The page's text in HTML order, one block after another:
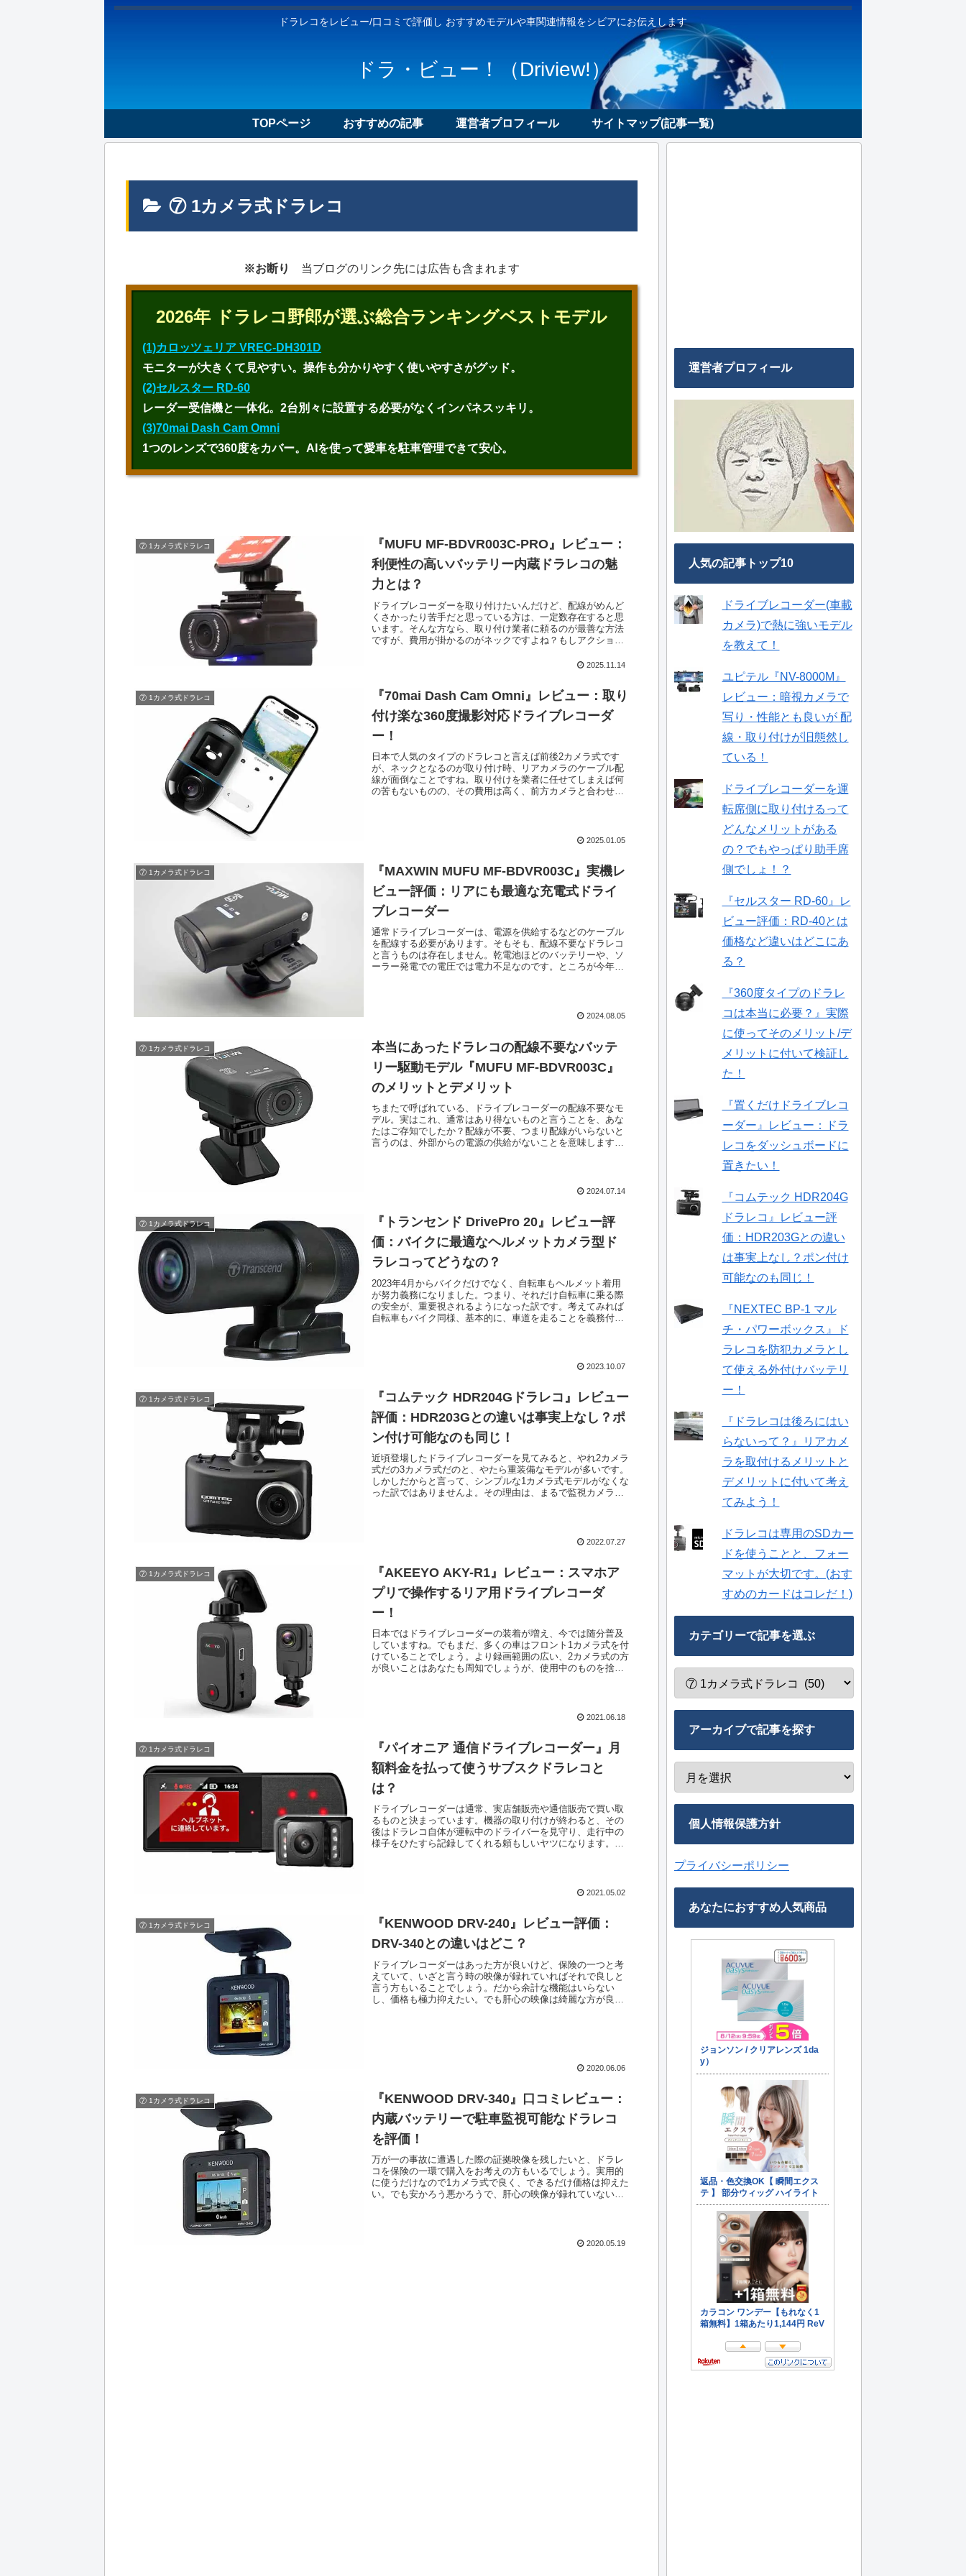
ドラレコをレビュー/口コミで評価し おすすめモデルや車関連情報をシビアにお伝えします
ドラ・ビュー！（Driview!）
TOPページ おすすめの記事 運営者プロフィール サイトマップ(記事一覧)
⑦ 1カメラ式ドラレコ
※お断り 当ブログのリンク先には広告も含まれます
2026年 ドラレコ野郎が選ぶ総合ランキングベストモデル
(1)カロッツェリア VREC-DH301D
モニターが大きくて見やすい。操作も分かりやすく使いやすさがグッド。
(2)セルスター RD-60
レーダー受信機と一体化。2台別々に設置する必要がなくインパネスッキリ。
(3)70mai Dash Cam Omni
1つのレンズで360度をカバー。AIを使って愛車を駐車管理できて安心。
⑦ 1カメラ式ドラレコ
『MUFU MF-BDVR003C-PRO』レビュー：
利便性の高いバッテリー内蔵ドラレコの魅
力とは？
ドライブレコーダーを取り付けたいんだけど、配線がめんど
くさかったり苦手だと思っている方は、一定数存在すると思
います。そんな方なら、取り付け業者に頼るのが最善な方法
ですが、費用が掛かるのがネックですよね？もしアクション
2025.11.14
⑦ 1カメラ式ドラレコ
『70mai Dash Cam Omni』レビュー：取り
付け楽な360度撮影対応ドライブレコーダ
ー！
日本で人気のタイプのドラレコと言えば前後2カメラ式です
が、ネックとなるのが取り付け時、リアカメラのケーブル配
線が面倒なことですね。取り付けを業者に任せてしまえば何
の苦もないものの、その費用は高く、前方カメラと合わせ少
2025.01.05
⑦ 1カメラ式ドラレコ
『MAXWIN MUFU MF-BDVR003C』実機レ
ビュー評価：リアにも最適な充電式ドライ
ブレコーダー
通常ドライブレコーダーは、電源を供給するなどのケーブル
を配線する必要があります。そもそも、配線不要なドラレコ
と言うものは存在しません。乾電池ほどのバッテリーや、ソ
ーラー発電での電圧では電力不足なのです。ところが今年
2024.08.05
⑦ 1カメラ式ドラレコ
本当にあったドラレコの配線不要なバッテ
リー駆動モデル『MUFU MF-BDVR003C』
のメリットとデメリット
ちまたで呼ばれている、ドライブレコーダーの配線不要なモ
デル。実はこれ、通常はあり得ないものと言うことを、あな
たはご存知でしたか？配線が不要、つまり配線がいらないと
言うのは、外部からの電源の供給がないことを意味します。
2024.07.14
⑦ 1カメラ式ドラレコ
『トランセンド DrivePro 20』レビュー評
価：バイクに最適なヘルメットカメラ型ド
ラレコってどうなの？
2023年4月からバイクだけでなく、自転車もヘルメット着用
が努力義務になりました。つまり、それだけ自転車に乗る際
の安全が、重要視されるようになった訳です。考えてみれば
自転車もバイク同様、基本的に、車道を走ることを義務付け
2023.10.07
⑦ 1カメラ式ドラレコ
『コムテック HDR204Gドラレコ』レビュー
評価：HDR203Gとの違いは事実上なし？ポ
ン付け可能なのも同じ！
近頃登場したドライブレコーダーを見てみると、やれ2カメラ
式だの3カメラ式だのと、やたら重装備なモデルが多いです。
しかしだからと言って、シンプルな1カメラ式モデルがなくな
った訳ではありませんよ。その理由は、まるで監視カメラの
2022.07.27
⑦ 1カメラ式ドラレコ
『AKEEYO AKY-R1』レビュー：スマホア
プリで操作するリア用ドライブレコーダ
ー！
日本ではドライブレコーダーの装着が増え、今では随分普及
していますね。でもまだ、多くの車はフロント1カメラ式を付
けていることでしょう。より録画範囲の広い、2カメラ式の方
が良いことはあなたも周知でしょうが、使用中のものを捨て
2021.06.18
⑦ 1カメラ式ドラレコ
『パイオニア 通信ドライブレコーダー』月
額料金を払って使うサブスクドラレコと
は？
ドライブレコーダーは通常、実店舗販売や通信販売で買い取
るものと決まっています。機器の取り付けが終わると、その
後はドラレコ自体が運転中のドライバーを見守り、走行中の
様子をひたすら記録してくれる頼もしいヤツになります。で
2021.05.02
⑦ 1カメラ式ドラレコ
『KENWOOD DRV-240』レビュー評価：
DRV-340との違いはどこ？
ドライブレコーダーはあった方が良いけど、保険の一つと考
えていて、いざと言う時の映像が録れていればそれで良しと
言う方もいることでしょう。だから余計な機能はいらない
し、価格も極力抑えたい。でも肝心の映像は綺麗な方が良い
2020.06.06
⑦ 1カメラ式ドラレコ
『KENWOOD DRV-340』口コミレビュー：
内蔵バッテリーで駐車監視可能なドラレコ
を評価！
万が一の事故に遭遇した際の証拠映像を残したいと、ドラレ
コを保険の一環で購入をお考えの方もいるでしょう。実用的
に使うだけなので1カメラ式で良く、できるだけ価格は抑えた
い。でも安かろう悪かろうで、肝心の映像が録れていないの
2020.05.19
運営者プロフィール
人気の記事トップ10
ドライブレコーダー(車載
カメラ)で熱に強いモデル
を教えて！
ユピテル『NV-8000M』
レビュー：暗視カメラで
写り・性能とも良いが 配
線・取り付けが旧態然し
ている！
ドライブレコーダーを運
転席側に取り付けるって
どんなメリットがある
の？でもやっぱり助手席
側でしょ！？
『セルスター RD-60』レ
ビュー評価：RD-40とは
価格など違いはどこにあ
る？
『360度タイプのドラレ
コは本当に必要？』実際
に使ってそのメリット/デ
メリットに付いて検証し
た！
『置くだけドライブレコ
ーダー』レビュー：ドラ
レコをダッシュボードに
置きたい！
『コムテック HDR204G
ドラレコ』レビュー評
価：HDR203Gとの違い
は事実上なし？ポン付け
可能なのも同じ！
『NEXTEC BP-1 マル
チ・パワーボックス』ド
ラレコを防犯カメラとし
て使える外付けバッテリ
ー！
『ドラレコは後ろにはい
らないって？』リアカメ
ラを取付けるメリットと
デメリットに付いて考え
てみよう！
ドラレコは専用のSDカー
ドを使うことと、フォー
マットが大切です。(おす
すめのカードはコレだ！)
カテゴリーで記事を選ぶ
アーカイブで記事を探す
個人情報保護方針
プライバシーポリシー
あなたにおすすめ人気商品